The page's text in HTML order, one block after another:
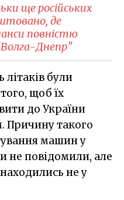
ще російських
де
повністю
Днепр"
були
щоб їх
до України
Причину такого
машин у
не повідомили, але
не у